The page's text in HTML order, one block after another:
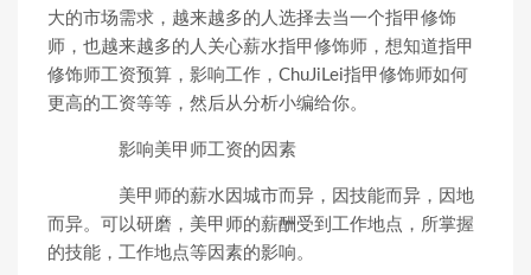
大的市场需求，越来越多的人选择去当一个指甲修饰
师，也越来越多的人关心薪水指甲修饰师，想知道指甲
修饰师工资预算，影响工作，ChuJiLei指甲修饰师如何
更高的工资等等，然后从分析小编给你。
影响美甲师工资的因素
美甲师的薪水因城市而异，因技能而异，因地
而异。可以研磨，美甲师的薪酬受到工作地点，所掌握
的技能，工作地点等因素的影响。